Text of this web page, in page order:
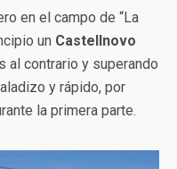
en el campo de “La
un Castellnovo
al contrario y superando
y rápido, por
la primera parte.